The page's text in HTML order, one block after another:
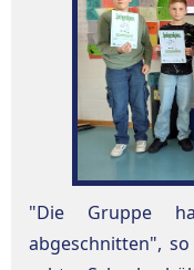
"Die Gruppe
abgeschnitten",